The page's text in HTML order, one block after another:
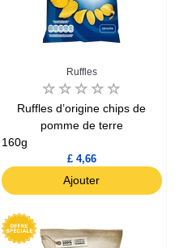
Ruffles
Ruffles d’origine chips de
pomme de terre
160g
£ 4,66
Ajouter